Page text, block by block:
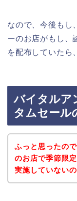
なので、今後もし
ーのお店がもし、
を配布していたら
バイタルア
タムセール
ふっと思ったの
のお店で季節限
実施していない